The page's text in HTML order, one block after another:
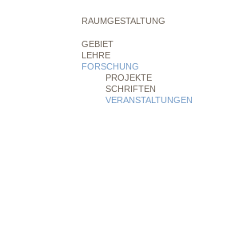
RAUMGESTALTUNG
GEBIET
LEHRE
FORSCHUNG
PROJEKTE
SCHRIFTEN
VERANSTALTUNGEN